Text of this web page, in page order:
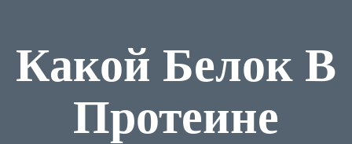
Какой Белок В
Протеине